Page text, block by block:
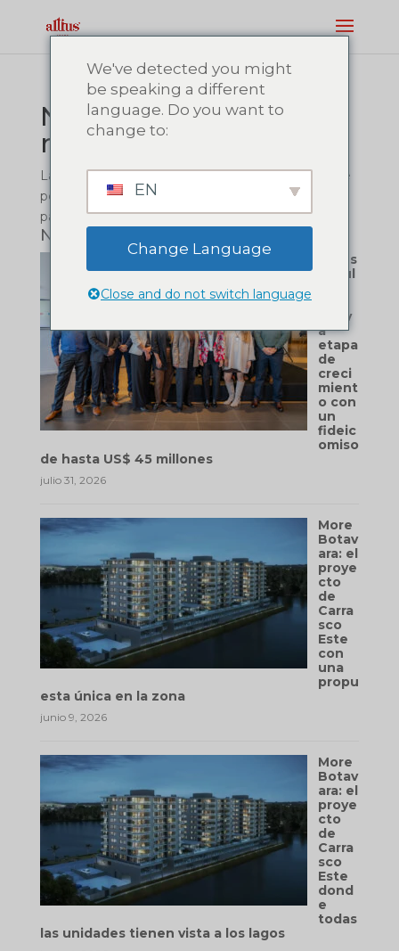
No se encontraron
resultados
La página solicitada no pudo encontrarse. Trate de
perfeccionar su búsqueda o utilice la navegación
para localizar la entrada.
Noticias recientes
Altius
impul
nuev
a
etapa
de
creci
mient
o con
un
fideic
omiso
de hasta US$ 45 millones
julio 31, 2026
More
Botav
ara: el
proye
cto
de
Carra
sco
Este
con
una
propu
esta única en la zona
junio 9, 2026
More
Botav
ara: el
proye
cto
de
Carra
sco
Este
dond
e
todas
las unidades tienen vista a los lagos
We've detected you might
be speaking a different
language. Do you want to
change to:
EN
Change Language
Close and do not switch language